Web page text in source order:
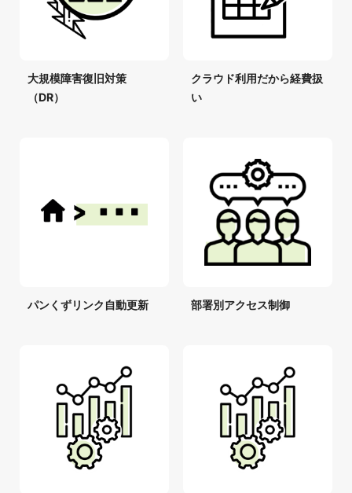
大規模障害復旧対策
（DR）
クラウド利用だから経費扱
い
パンくずリンク自動更新 部署別アクセス制御